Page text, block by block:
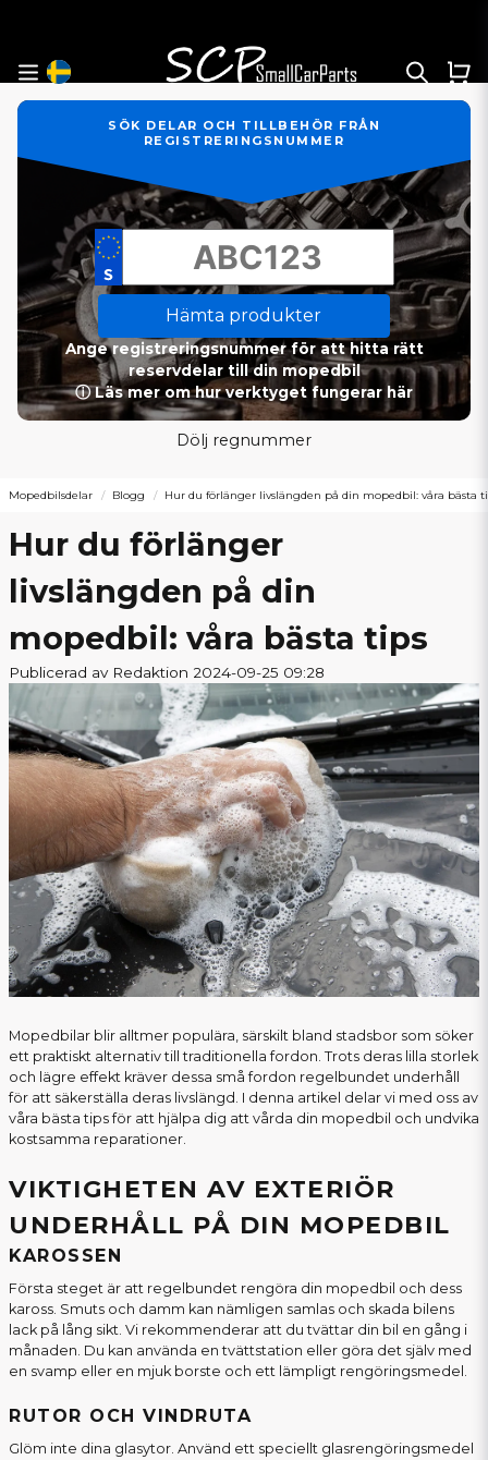
SÖK DELAR OCH TILLBEHÖR FRÅN
REGISTRERINGSNUMMER
Hämta produkter
Ange registreringsnummer för att hitta rätt
reservdelar till din mopedbil
ⓘ Läs mer om hur verktyget fungerar här
Dölj regnummer
Mopedbilsdelar Blogg Hur du förlänger livslängden på din mopedbil: våra bästa
Hur du förlänger
livslängden på din
mopedbil: våra bästa tips
Publicerad av Redaktion 2024-09-25 09:28
Mopedbilar blir alltmer populära, särskilt bland stadsbor som söker
ett praktiskt alternativ till traditionella fordon. Trots deras lilla storlek
och lägre effekt kräver dessa små fordon regelbundet underhåll
för att säkerställa deras livslängd. I denna artikel delar vi med oss av
våra bästa tips för att hjälpa dig att vårda din mopedbil och undvika
kostsamma reparationer.
VIKTIGHETEN AV EXTERIÖR
UNDERHÅLL PÅ DIN MOPEDBIL
KAROSSEN
Första steget är att regelbundet rengöra din mopedbil och dess
kaross. Smuts och damm kan nämligen samlas och skada bilens
lack på lång sikt. Vi rekommenderar att du tvättar din bil en gång i
månaden. Du kan använda en tvättstation eller göra det själv med
en svamp eller en mjuk borste och ett lämpligt rengöringsmedel.
RUTOR OCH VINDRUTA
Glöm inte dina glasytor. Använd ett speciellt glasrengöringsmedel